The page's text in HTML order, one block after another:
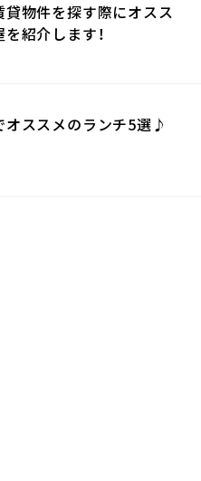
物件を探す際にオスス
紹介します！
オススメのランチ5選♪